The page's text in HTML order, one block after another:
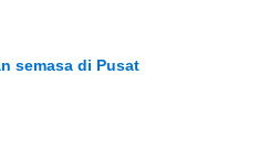
semasa di Pusat